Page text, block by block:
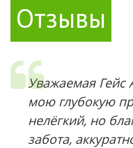
Отзывы
Уважаемая Гейс
мою глубокую
нелёгкий, но
забота,